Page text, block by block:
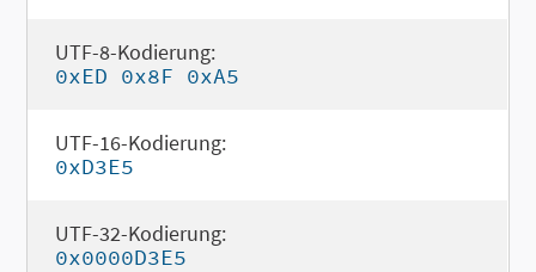
UTF-8-Kodierung:
0xED 0x8F 0xA5
UTF-16-Kodierung:
0xD3E5
UTF-32-Kodierung:
0x0000D3E5